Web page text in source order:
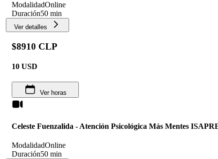
ModalidadOnline
Duración50 min
Ver detalles
$8910 CLP
10 USD
Ver horas
Celeste Fuenzalida - Atención Psicológica Más Mentes
ModalidadOnline
Duración50 min